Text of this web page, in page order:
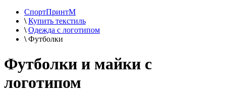
СпортПринтМ
\Купить текстиль
\Одежда с логотипом
\Футболки
Футболки и майки с
логотипом